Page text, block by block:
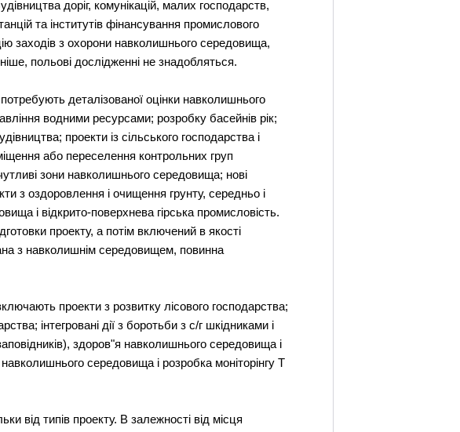
доріг, комунікацій, малих господарств,
та інститутів фінансування промислового
заходів з охорони навколишнього середовища,
польові дослідженні не знадобляться.
деталізованої оцінки навколишнього
водними ресурсами; розробку басейнів рік;
проекти із сільського господарства і
або переселення контрольних груп
зони навколишнього середовища; нові
з оздоровлення і очищення грунту, середньо і
і відкрито-поверхнева гірська промисловість.
проекту, а потім включений в якості
з навколишнім середовищем, повинна
проекти з розвитку лісового господарства;
інтегровані дії з боротьби з с/г шкідниками і
здоров"я навколишнього середовища і
середовища і розробка моніторінгу Т
від типів проекту. В залежності від місця